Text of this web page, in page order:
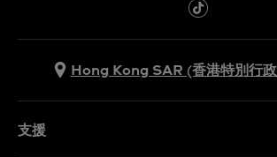
Hong Kong SAR (香港特別行
支援